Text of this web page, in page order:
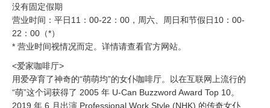
没有固定假期
营业时间：平日11：00-22：00，周六、周日和节假日10：00-
22：00（*）
* 营业时间视情况而定。详情请查看官方网站。
<爱家咖啡厅>
用爱孕育了神奇的“萌萌均”的女仆咖啡厅。以在互联网上流行的
“萌”这个词获得了 2005 年 U-Can Buzzword Award Top 10。
2019 年 6 月出演 Professional Work Style (NHK) 的传奇女仆